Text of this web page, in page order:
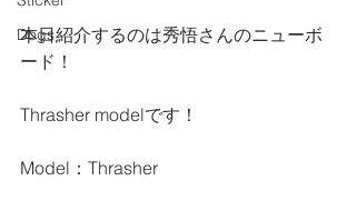
Dogs
本日紹介するのは秀悟さんのニューボ
ード！
Thrasher modelです！
Model：Thrasher